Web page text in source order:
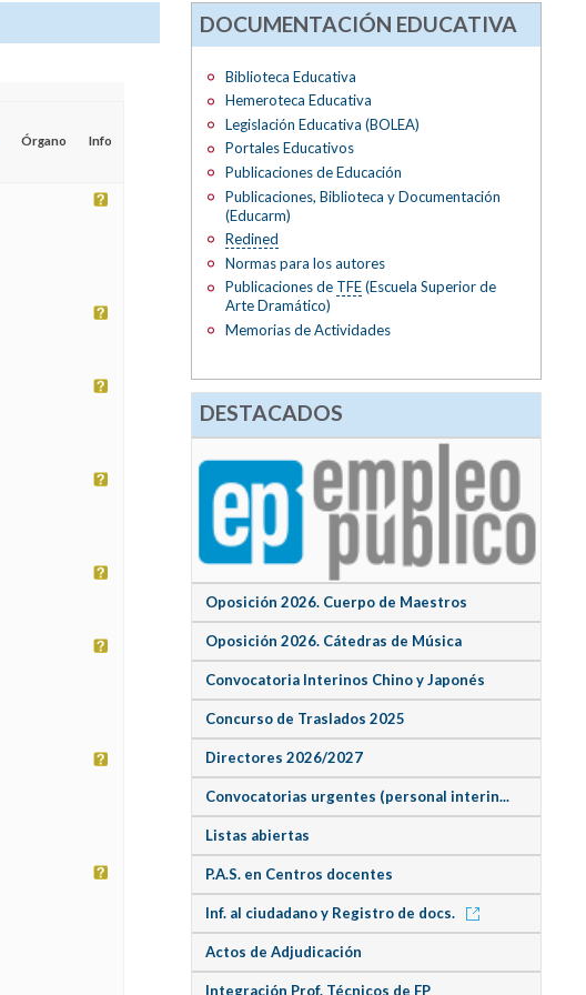
Órgano Info
DOCUMENTACIÓN EDUCATIVA
Biblioteca Educativa
Hemeroteca Educativa
Legislación Educativa (BOLEA)
Portales Educativos
Publicaciones de Educación
Publicaciones, Biblioteca y Documentación
(Educarm)
Redined
Normas para los autores
Publicaciones de TFE(Escuela Superior de
Arte Dramático)
Memorias de Actividades
DESTACADOS
Oposición 2026. Cuerpo de Maestros
Oposición 2026. Cátedras de Música
Convocatoria Interinos Chino y Japonés
Concurso de Traslados 2025
Directores 2026/2027
Convocatorias urgentes (personal interin...
Listas abiertas
P.A.S. en Centros docentes
Inf. al ciudadano y Registro de docs.
Actos de Adjudicación
Integración Prof. Técnicos de FP